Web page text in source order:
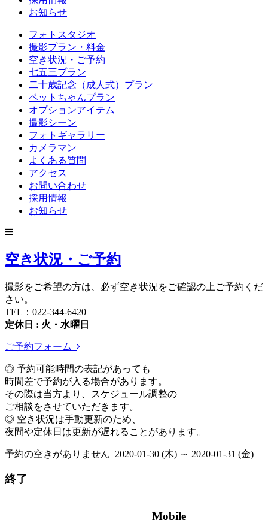
お知らせ
フォトスタジオ
撮影プラン・料金
空き状況・ご予約
七五三プラン
二十歳記念（成人式）プラン
ペットちゃんプラン
オプションアイテム
撮影シーン
フォトギャラリー
カメラマン
よくある質問
アクセス
お問い合わせ
採用情報
お知らせ
空き状況・ご予約
撮影をご希望の方は、必ず空き状況をご確認の上ご予約くだ
さい。
TEL：022-344-6420
定休日 : 火・水曜日
ご予約フォーム
◎ 予約可能時間の表記があっても
時間差で予約が入る場合があります。
その際は当方より、スケジュール調整の
ご相談をさせていただきます。
◎ 空き状況は手動更新のため、
夜間や定休日は更新が遅れることがあります。
予約の空きがありません 2020-01-30 (木) ～ 2020-01-31 (金)
終了
Mobile